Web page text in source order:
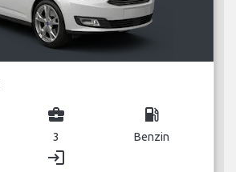
business_center
3
local_gas_station
Benzin
login